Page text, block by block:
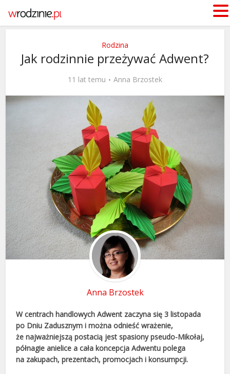
Rodzina
Jak rodzinnie przeżywać Adwent?
11 lat temu Anna Brzostek
Anna Brzostek
W centrach handlowych Adwent zaczyna się 3 listopada
po Dniu Zadusznym i można odnieść wrażenie,
że najważniejszą postacią jest spasiony pseudo-Mikołaj,
półnagie anielice a cała koncepcja Adwentu polega
na zakupach, prezentach, promocjach i konsumpcji.